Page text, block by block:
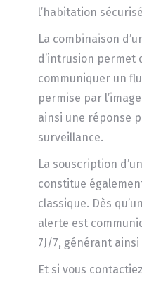
l’habitation
La combinaison
d’intrusion permet
communiquer un
permise par
ainsi une réponse
surveillance.
La souscription
constitue
classique. Dès
alerte est
7J/7, générant
Et si vous